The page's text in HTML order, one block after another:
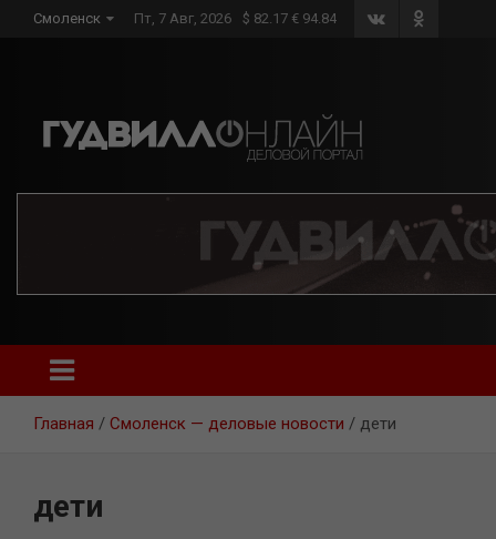
Смоленск Пт, 7 Авг, 2026 $ 82.17 € 94.84
Главная Смоленск — деловые новости дети
дети